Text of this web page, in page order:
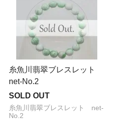
糸魚川翡翠ブレスレット
net-No.2
SOLD OUT
糸魚川翡翠ブレスレット net-
No.2